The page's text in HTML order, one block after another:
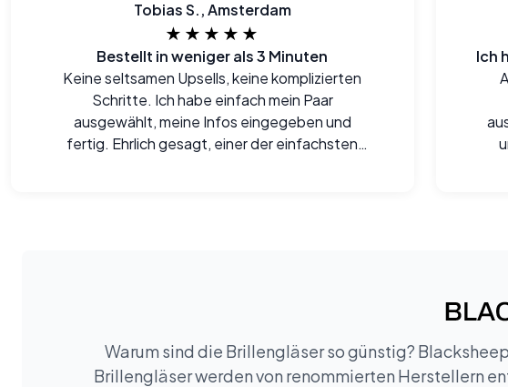
Tobias S., Amsterdam
★★★★★
Bestellt in weniger als 3 Minuten
Keine seltsamen Upsells, keine komplizierten
Schritte. Ich habe einfach mein Paar
ausgewählt, meine Infos eingegeben und
fertig. Ehrlich gesagt, einer der einfachsten
Ich
Warum sind die Brillengläser so günstig?
Brillengläser werden von renommierten Herstellern